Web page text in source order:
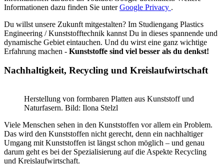
Informationen dazu finden Sie unterGoogle Privacy .
Du willst unsere Zukunft mitgestalten? Im Studiengang Plastics
Engineering / Kunststofftechnik kannst Du in dieses spannende und
dynamische Gebiet eintauchen. Und du wirst eine ganz wichtige
Erfahrung machen - Kunststoffe sind viel besser als du denkst!
Nachhaltigkeit, Recycling und Kreislaufwirtschaft
Herstellung von formbaren Platten aus Kunststoff und
Naturfasern. Bild: Ilona Stelzl
Viele Menschen sehen in den Kunststoffen vor allem ein Problem.
Das wird den Kunststoffen nicht gerecht, denn ein nachhaltiger
Umgang mit Kunststoffen ist längst schon möglich – und genau
darum geht es bei der Spezialisierung auf die Aspekte Recycling
und Kreislaufwirtschaft.